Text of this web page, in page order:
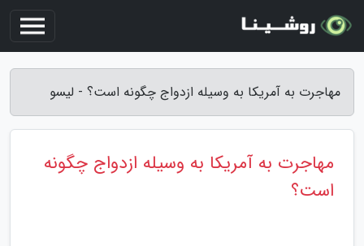
مهاجرت به آمریکا به وسیله ازدواج چگونه است؟ - لیسو
مهاجرت به آمریکا به وسیله ازدواج چگونه
است؟